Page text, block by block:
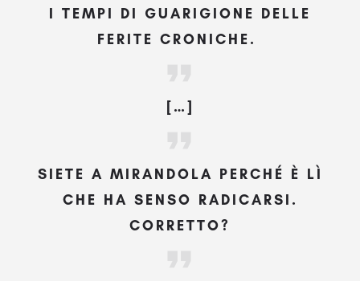
I TEMPI DI GUARIGIONE DELLE
FERITE CRONICHE.
[…]
SIETE A MIRANDOLA PERCHÉ È LÌ
CHE HA SENSO RADICARSI.
CORRETTO?